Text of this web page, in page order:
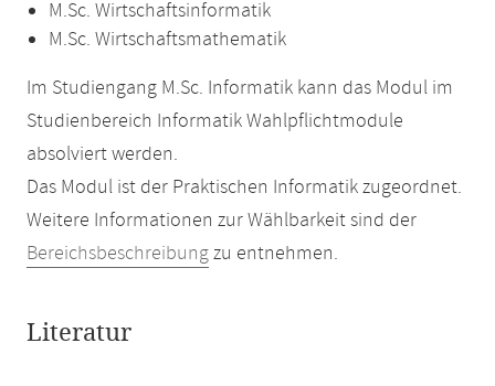
M.Sc. Wirtschaftsinformatik
M.Sc. Wirtschaftsmathematik
Im Studiengang M.Sc. Informatik kann das Modul im
Studienbereich Informatik Wahlpflichtmodule
absolviert werden.
Das Modul ist der Praktischen Informatik zugeordnet.
Weitere Informationen zur Wählbarkeit sind der
Bereichsbeschreibungzu entnehmen.
Literatur